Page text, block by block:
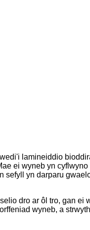
lamineiddio
ei wyneb yn
yn darparu
dro ar ôl tro, gan
wyneb, a